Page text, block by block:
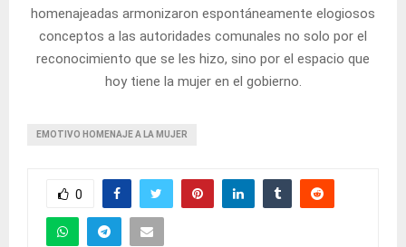
homenajeadas armonizaron espontáneamente elogiosos
conceptos a las autoridades comunales no solo por el
reconocimiento que se les hizo, sino por el espacio que
hoy tiene la mujer en el gobierno.
EMOTIVO HOMENAJE A LA MUJER
0